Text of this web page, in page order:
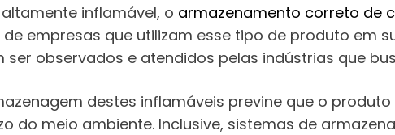
inflamável, o armazenamento correto de
empresas que utilizam esse tipo de produto em
observados e atendidos pelas indústrias que
destes inflamáveis previne que o
do meio ambiente. Inclusive, sistemas de